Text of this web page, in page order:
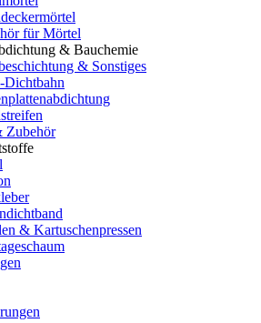
für Mörtel
& Bauchemie
& Sonstiges
Zubehör
& Kartuschenpressen